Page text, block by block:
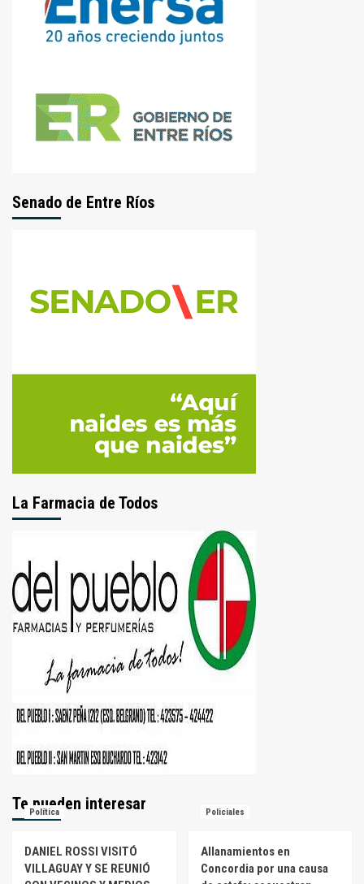
Senado de Entre Ríos
La Farmacia de Todos
Te pueden interesar
Política
DANIEL ROSSI VISITÓ
VILLAGUAY Y SE REUNIÓ
Policiales
Allanamientos en
Concordia por una causa